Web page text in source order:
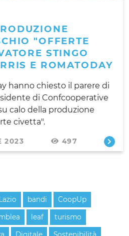
"OFFERTE
STINGO
E ROMATODAY
hanno chiesto il parere di
di Confcooperative
calo della produzione
civetta".
2023 497
bandi CoopUp
leaf turismo
Digitale Sostenibilità